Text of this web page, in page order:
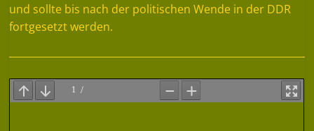
und sollte bis nach der politischen Wende in der DDR
fortgesetzt werden.